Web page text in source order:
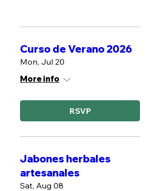
Curso de Verano 2026
Mon, Jul 20
More info
RSVP
Jabones herbales
artesanales
Sat, Aug 08